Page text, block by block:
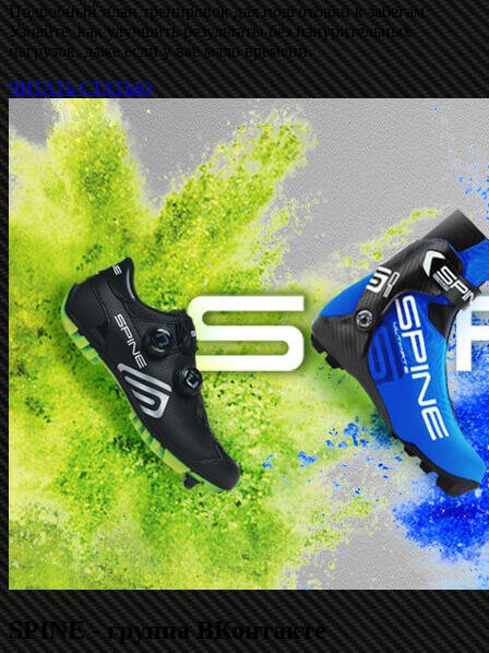
Подробный план тренировок для подготовки к забегам.
Узнайте, как улучшить результаты без изнурительных
нагрузок, даже если у вас мало времени.
ЧИТАТЬ СТАТЬЮ
SPINE - группа ВКонтакте